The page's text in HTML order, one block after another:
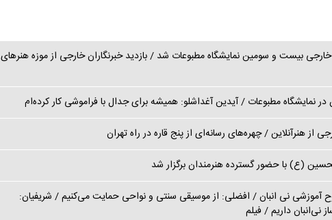
خارجی بیست و سومین نمایشگاه مطبوعات شد / بازدید خبرنگاران خارجی از موزه هنرهای
در نمایشگاه مطبوعات / آیدین آغداشلو: همیشه برای جدال با فراموشی کار کرده‌ام
از هنرآنلاین / چهره‌های رسانه‌ای از پنج قاره در راه تهران
(ع) با حضور گسترده هنرمندان برگزار شد
آموزشی نی انبان / افضلی: از موسیقی سنتی و نواحی حمایت می‌کنیم / شریفیان:
نی‌انبان داریم / فیلم